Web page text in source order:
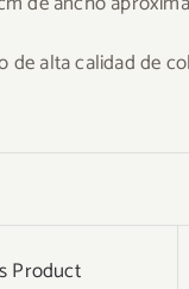
de alta calidad de
Product